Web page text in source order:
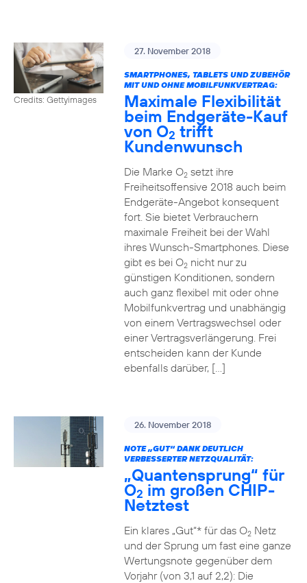
Credits: Gettyimages
27. November 2018
SMARTPHONES, TABLETS UND ZUBEHÖR
MIT UND OHNE MOBILFUNKVERTRAG:
Maximale Flexibilität
beim Endgeräte-Kauf
von O2 trifft
Kundenwunsch
Die Marke O2setzt ihre
Freiheitsoffensive 2018 auch beim
Endgeräte-Angebot konsequent
fort. Sie bietet Verbrauchern
maximale Freiheit bei der Wahl
ihres Wunsch-Smartphones. Diese
gibt es bei O2nicht nur zu
günstigen Konditionen, sondern
auch ganz flexibel mit oder ohne
Mobilfunkvertrag und unabhängig
von einem Vertragswechsel oder
einer Vertragsverlängerung. Frei
entscheiden kann der Kunde
ebenfalls darüber, […]
26. November 2018
NOTE „GUT“ DANK DEUTLICH
VERBESSERTER NETZQUALITÄT:
„Quantensprung“ für
O2 im großen CHIP-
Netztest
Ein klares „Gut“* für das O2Netz
und der Sprung um fast eine ganze
Wertungsnote gegenüber dem
Vorjahr (von 3,1 auf 2,2): Die